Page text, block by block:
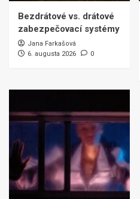
Bezdrátové vs. drátové
zabezpečovací systémy
Jana Farkašová
6. augusta 2026
0